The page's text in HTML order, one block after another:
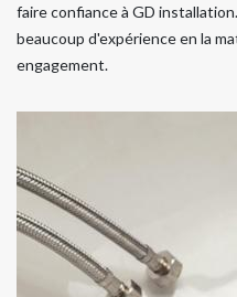
faire confiance à GD
beaucoup d'expérience en la
engagement.